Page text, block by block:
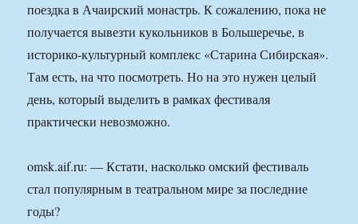
поездка в Ачаирский монастрь. К сожалению, пока не
получается вывезти кукольников в Большеречье, в
историко-культурный комплекс «Старина Сибирская».
Там есть, на что посмотреть. Но на это нужен целый
день, который выделить в рамках фестиваля
практически невозможно.
omsk.aif.ru: — Кстати, насколько омский фестиваль
стал популярным в театральном мире за последние
годы?